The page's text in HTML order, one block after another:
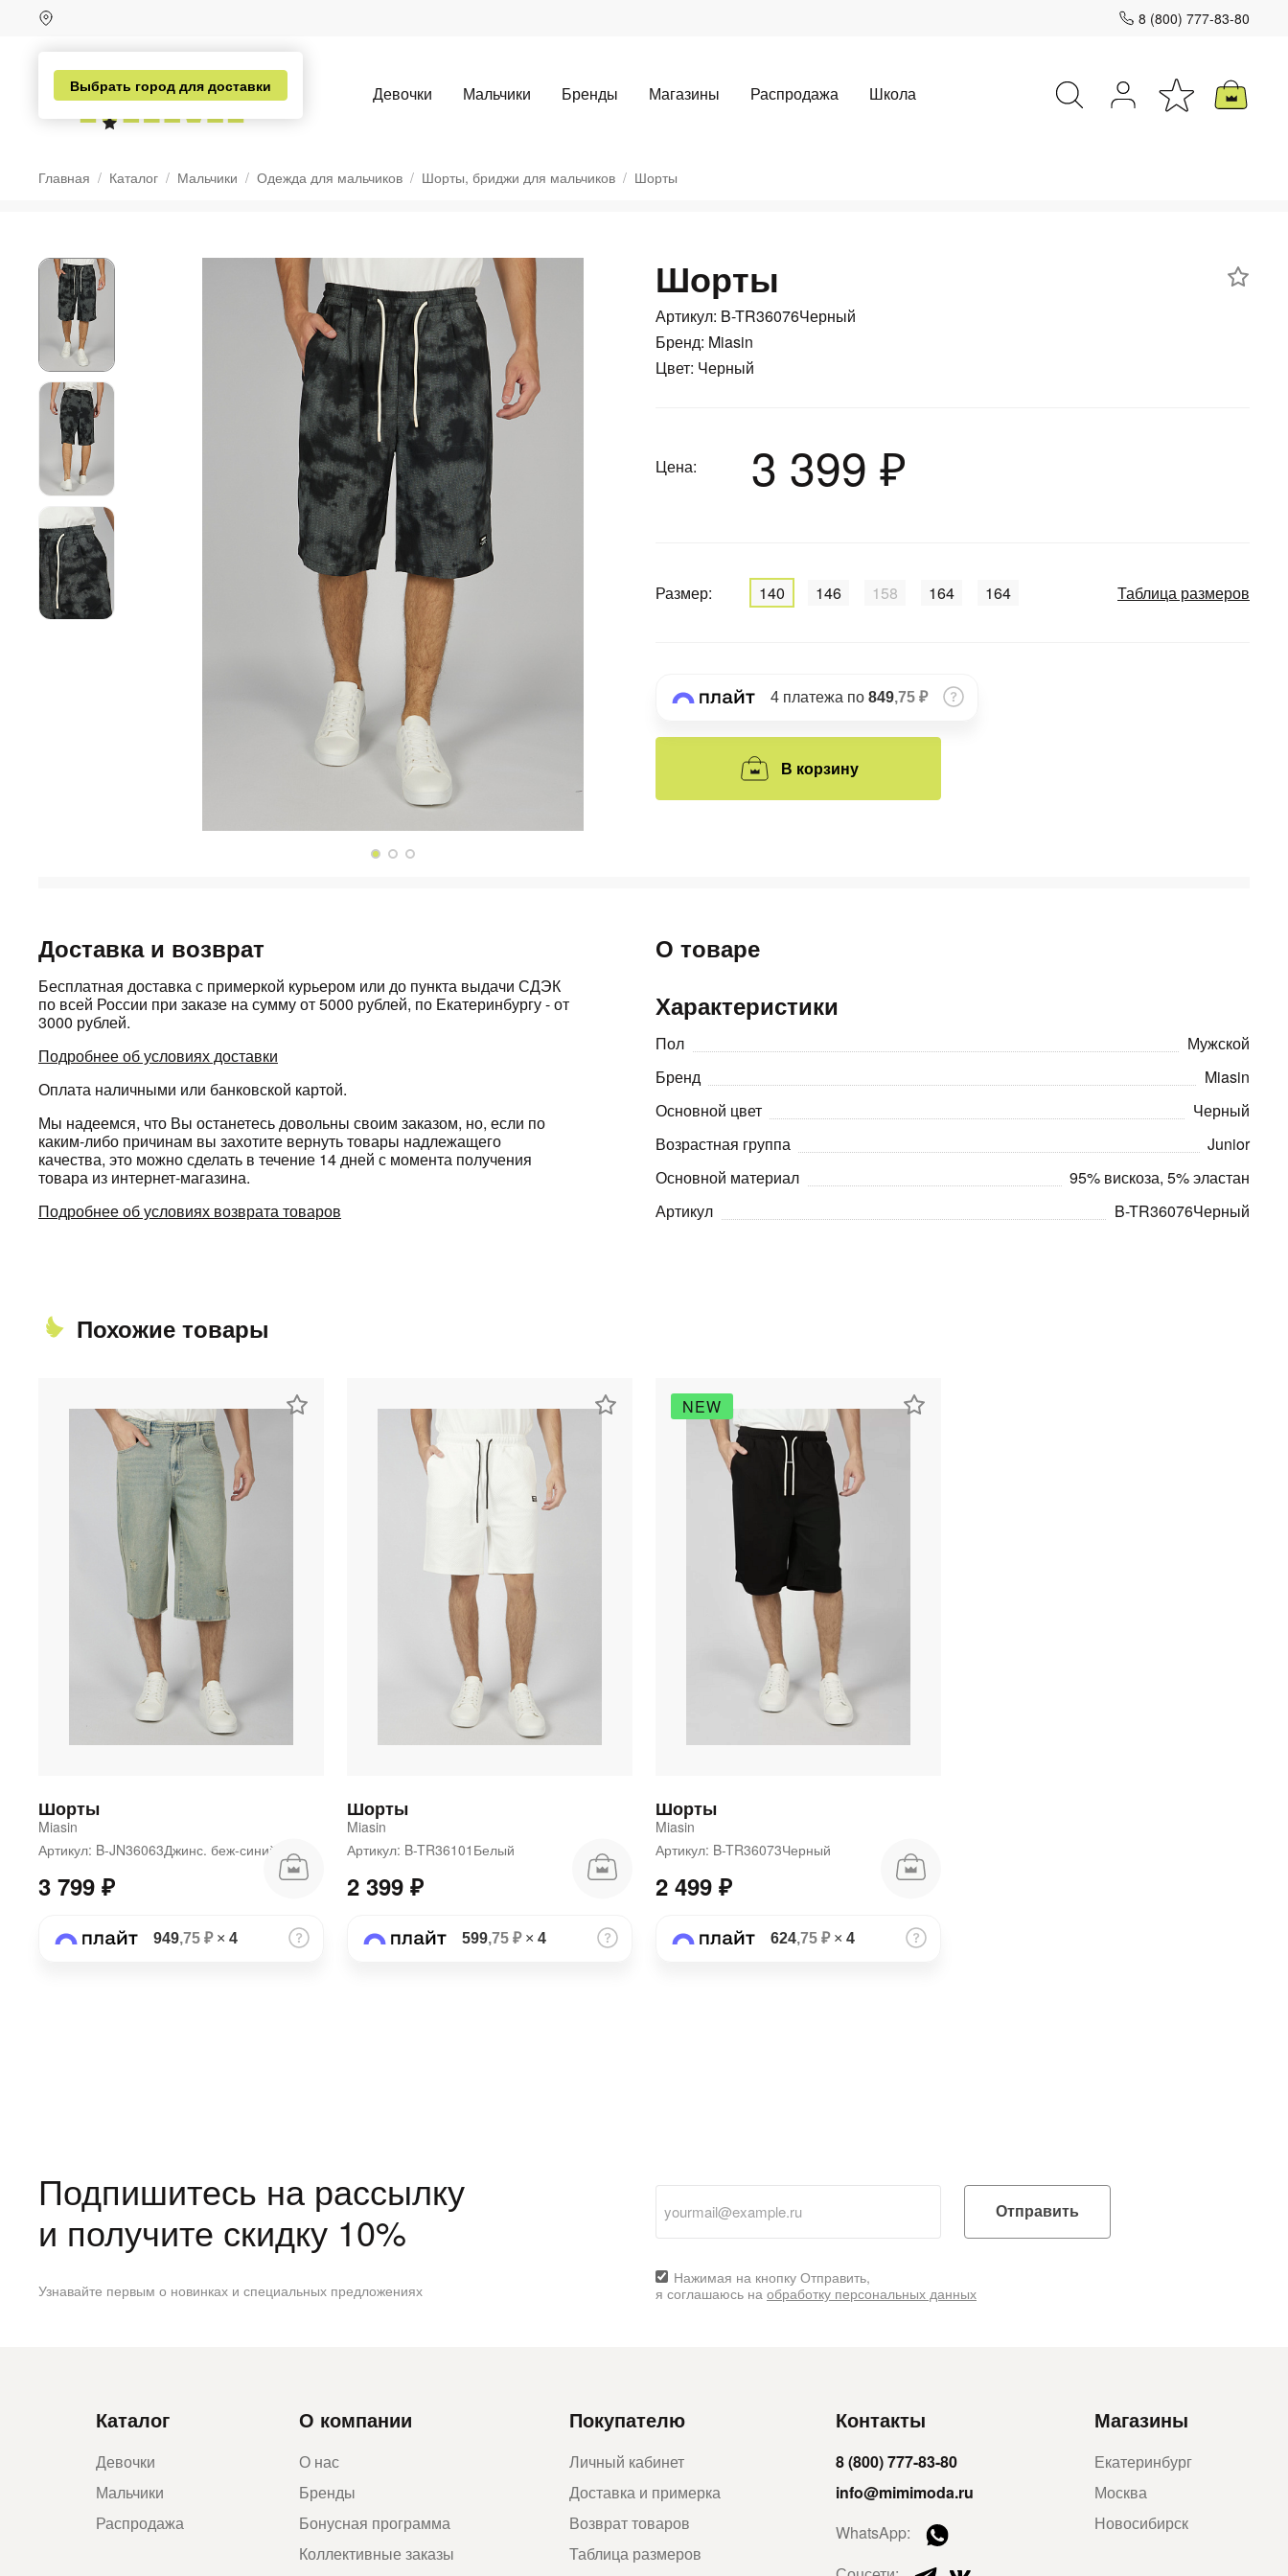
Выбрать город для доставки
8 (800) 777-83-80
Девочки Мальчики Бренды Магазины Распродажа Школа
Главная Каталог Мальчики Одежда для мальчиков Шорты, бриджи для мальчиков Шорты
Шорты
Артикул: B-TR36076Черный
Бренд: Miasin
Цвет: Черный
Цена: 3 399 ₽
Размер: 140 146 158 164 164 Таблица размеров
4 платежа по 849,75 ₽
В корзину
Доставка и возврат
Бесплатная доставка с примеркой курьером или до пункта выдачи СДЭК
по всей России при заказе на сумму от 5000 рублей, по Екатеринбургу - от
3000 рублей.
Подробнее об условиях доставки
Оплата наличными или банковской картой.
Мы надеемся, что Вы останетесь довольны своим заказом, но, если по
каким-либо причинам вы захотите вернуть товары надлежащего
качества, это можно сделать в течение 14 дней с момента получения
товара из интернет-магазина.
Подробнее об условиях возврата товаров
О товаре
Характеристики
Пол
Мужской
Бренд
Miasin
Основной цвет
Черный
Возрастная группа
Junior
Основной материал
95% вискоза, 5% эластан
Артикул
B-TR36076Черный
Похожие товары
Шорты
Miasin
Артикул: B-JN36063Джинс. беж-синий
3 799 ₽
949,75 ₽× 4
Шорты
Miasin
Артикул: B-TR36101Белый
2 399 ₽
599,75 ₽× 4
NEW
Шорты
Miasin
Артикул: B-TR36073Черный
2 499 ₽
624,75 ₽× 4
Подпишитесь на рассылку
и получите скидку 10%
Узнавайте первым о новинках и специальных предложениях
Отправить
Нажимая на кнопку Отправить,
я соглашаюсь на обработку персональных данных
Каталог
Девочки
Мальчики
Распродажа
О компании
О нас
Бренды
Бонусная программа
Коллективные заказы
Покупателю
Личный кабинет
Доставка и примерка
Возврат товаров
Таблица размеров
Контакты
8 (800) 777-83-80
info@mimimoda.ru
WhatsApp:
Магазины
Екатеринбург
Москва
Новосибирск
Для клиентов всех банков
Разбейте оплату
на частибез переплат
График платежей
Сегодня
25 %
раз в 2
недели
раз в 2 недели
8 800 302-02-51